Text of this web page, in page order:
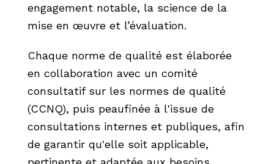
engagement notable, la science de la
mise en œuvre et l’évaluation.
Chaque norme de qualité est élaborée
en collaboration avec un comité
consultatif sur les normes de qualité
(CCNQ), puis peaufinée à l'issue de
consultations internes et publiques, afin
de garantir qu'elle soit applicable,